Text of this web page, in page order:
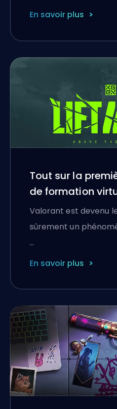
En savoir plus
Tout sur la
de formation
de l&#39;Inde
&#39;LIFT//
Valorant est devenu
sûrement un
…
En savoir plus